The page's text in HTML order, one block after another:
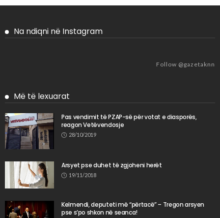
Na ndiqni në Instagram
Follow @gazetaknn
Më të lexuarat
Pas vendimit të PZAP-së për votat e diasporës,
reagon Vetëvendosje
28/10/2019
Arsyet pse duhet të zgjoheni herët
19/11/2018
Kelmendi, deputeti më “përtacë” – Tregon arsyen
pse s’po shkon në seanca!